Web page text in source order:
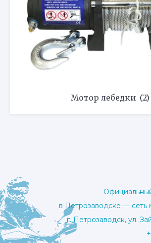
Мотор лебедки (2)
в Петрозаводске — сеть
г. Петрозаводск, ул.